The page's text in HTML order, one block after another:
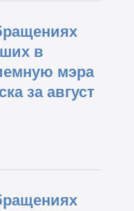
в
мэра
за август